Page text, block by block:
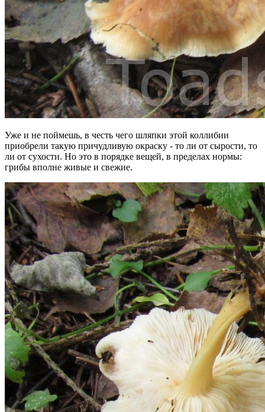
Уже и не поймешь, в честь чего шляпки этой коллибии
приобрели такую причудливую окраску - то ли от сырости, то
ли от сухости. Но это в порядке вещей, в пределах нормы:
грибы вполне живые и свежие.